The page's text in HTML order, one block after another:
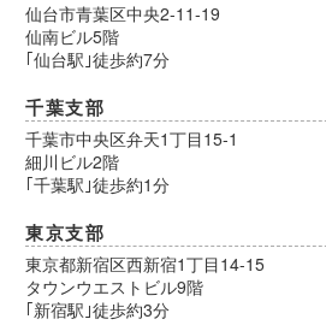
仙台市青葉区中央2-11-19
仙南ビル5階
｢仙台駅｣徒歩約7分
千葉支部
千葉市中央区弁天1丁目15-1
細川ビル2階
｢千葉駅｣徒歩約1分
東京支部
東京都新宿区西新宿1丁目14-15
タウンウエストビル9階
｢新宿駅｣徒歩約3分